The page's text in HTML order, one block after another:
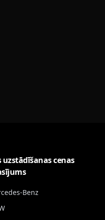
uzstādīšanas cenas
Benz